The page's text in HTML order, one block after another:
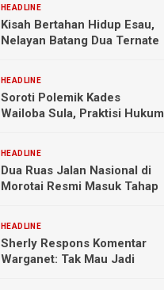
HEADLINE
Kisah Bertahan Hidup Esau,
Nelayan Batang Dua Ternate
HEADLINE
Soroti Polemik Kades
Wailoba Sula, Praktisi Hukum
HEADLINE
Dua Ruas Jalan Nasional di
Morotai Resmi Masuk Tahap
HEADLINE
Sherly Respons Komentar
Warganet: Tak Mau Jadi